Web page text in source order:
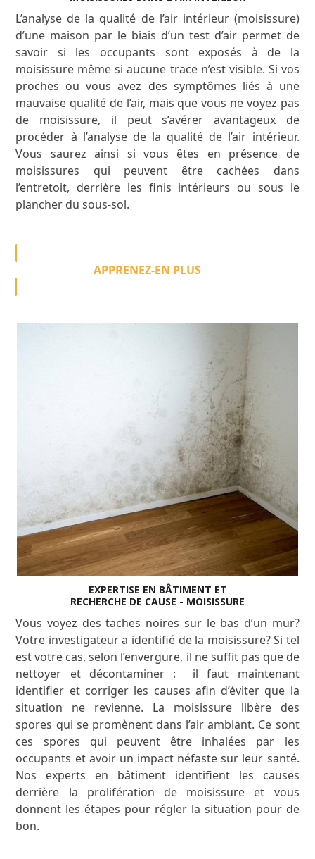
L’analyse de la qualité de l’air intérieur (moisissure)
d’une maison par le biais d’un test d’air permet de
savoir si les occupants sont exposés à de la
moisissure même si aucune trace n’est visible. Si vos
proches ou vous avez des symptômes liés à une
mauvaise qualité de l’air, mais que vous ne voyez pas
de moisissure, il peut s’avérer avantageux de
procéder à l’analyse de la qualité de l’air intérieur.
Vous saurez ainsi si vous êtes en présence de
moisissures qui peuvent être cachées dans
l’entretoit, derrière les finis intérieurs ou sous le
plancher du sous-sol.
APPRENEZ-EN PLUS
EXPERTISE EN BÂTIMENT ET
RECHERCHE DE CAUSE - MOISISSURE
Vous voyez des taches noires sur le bas d’un mur?
Votre investigateur a identifié de la moisissure? Si tel
est votre cas, selon l’envergure, il ne suffit pas que de
nettoyer et décontaminer : il faut maintenant
identifier et corriger les causes afin d’éviter que la
situation ne revienne. La moisissure libère des
spores qui se promènent dans l’air ambiant. Ce sont
ces spores qui peuvent être inhalées par les
occupants et avoir un impact néfaste sur leur santé.
Nos experts en bâtiment identifient les causes
derrière la prolifération de moisissure et vous
donnent les étapes pour régler la situation pour de
bon.